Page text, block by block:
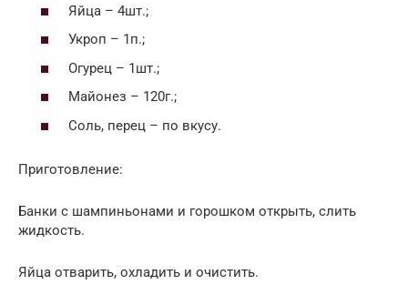
Яйца – 4шт.;
Укроп – 1п.;
Огурец – 1шт.;
Майонез – 120г.;
Соль, перец – по вкусу.
Приготовление:
Банки с шампиньонами и горошком открыть, слить
жидкость.
Яйца отварить, охладить и очистить.